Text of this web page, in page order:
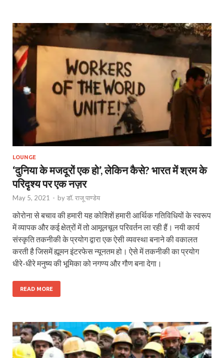
LOUNGE
‘दुनिया के मजदूरों एक हो’, लेकिन कैसे? भारत में श्रम के
परिदृश्य पर एक नज़र
May 5, 2021 - byडॉ. राजू पाण्डेय
कोरोना से बचाव की हमारी यह कोशिशें हमारी आर्थिक गतिविधियों के स्वरूप
में व्यापक और कई क्षेत्रों में तो आमूलचूल परिवर्तन ला रही हैं। नयी कार्य
संस्कृति तकनीकी के प्रयोग द्वारा एक ऐसी व्यवस्था बनाने की वकालत
करती है जिसमें ह्यूमन इंटरफेस न्यूनतम हो। ऐसे में तकनीकी का प्रयोग
धीरे-धीरे मनुष्य की भूमिका को नगण्य और गौण बना देगा।
READ MORE